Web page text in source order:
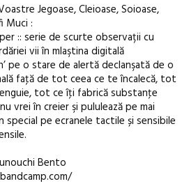
Jegoase, Cleioase, Soioase,
Muci :
:: serie de scurte observații cu
vii în mlaştina digitală
pe o stare de alertă declanşată de o
faţă de tot ceea ce te încalecă, tot
tot ce îţi fabrică substanţe
vrei în creier şi pululează pe mai
pe ecranele tactile și sensibile
Bento